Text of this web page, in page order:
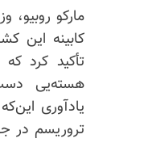
مارکو روبیو،
کابینه این
تأکید کرد
هسته‌یی
یادآوری
تروریسم در